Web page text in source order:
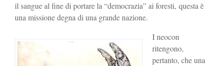
il sangue al fine di portare la “democrazia” ai foresti, questa è
una missione degna di una grande nazione.
I neocon
ritengono,
pertanto, che una